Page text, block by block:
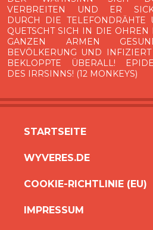
VERBREITEN UND ER
DURCH DIE TELEFONDRÄHTE
QUETSCHT SICH IN DIE OHREN
GANZEN ARMEN
BEVÖLKERUNG UND INFIZIERT
BEKLOPPTE ÜBERALL!
DES IRRSINNS! (12 MONKEYS)
SPRINGEN
STARTSEITE
WYVERES.DE
COOKIE-RICHTLINIE (EU)
IMPRESSUM